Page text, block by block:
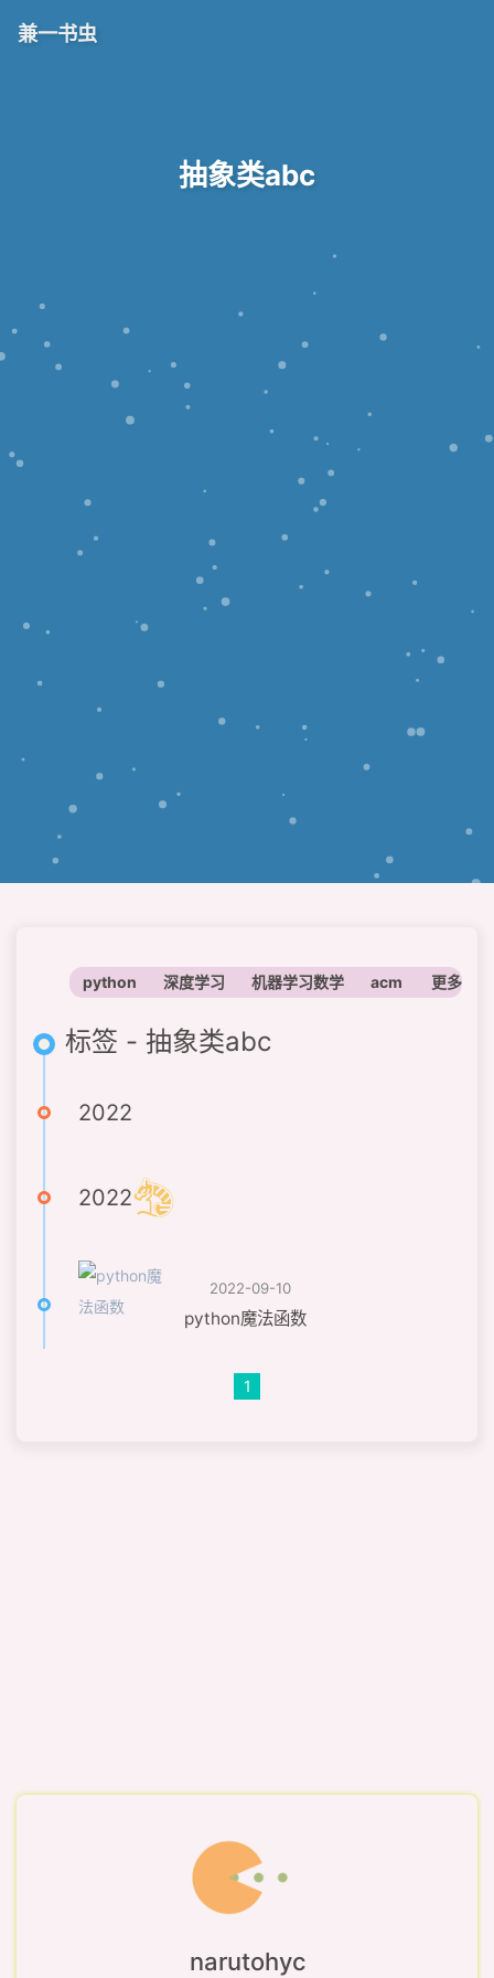
兼一书虫
抽象类abc
python 深度学习 机器学习数学 acm 神经网络
更多
标签 - 抽象类abc
2022
2022
2022-09-10
python魔法函数
1
narutohyc